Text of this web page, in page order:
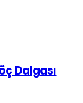
Dalgası